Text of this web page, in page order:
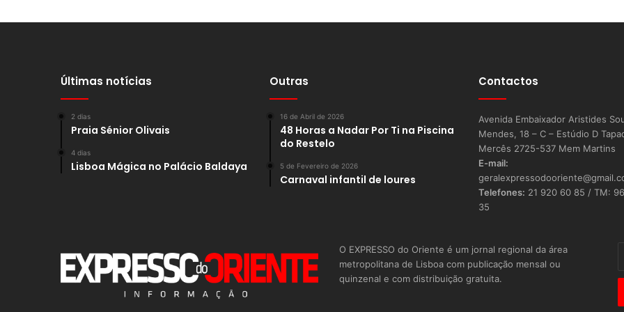
Últimas notícias
2 dias
Praia Sénior Olivais
4 dias
Lisboa Mágica no Palácio Baldaya
Outras
16 de Abril de 2026
48 Horas a Nadar Por Ti na Piscina
do Restelo
5 de Fevereiro de 2026
Carnaval infantil de loures
Contactos
Avenida Embaixador Aristides
Mendes, 18 – C – Estúdio D
Mercês 2725-537 Mem Martins
E-mail:
Telefones: 21 920 60 85 / TM:
35
O EXPRESSO do Oriente é um jornal regional da área
metropolitana de Lisboa com publicação mensal ou
quinzenal e com distribuição gratuita.